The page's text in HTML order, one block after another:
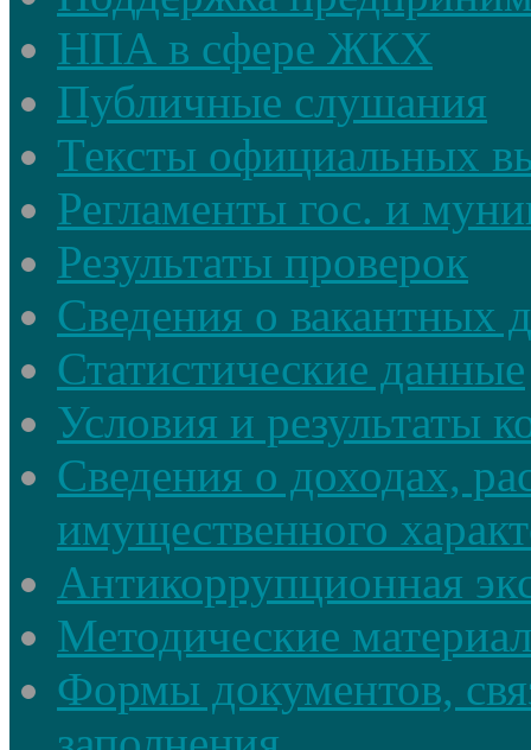
НПА в сфере ЖКХ
Публичные слушания
Тексты официальных
Регламенты гос. и
Результаты проверок
Сведения о вакантных
Статистические данные
Условия и результаты
Сведения о доходах,
имущественного
Антикоррупционная
Методические
Формы документов,